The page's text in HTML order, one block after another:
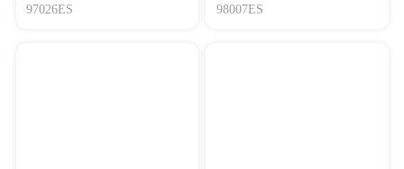
97026ES
98007ES